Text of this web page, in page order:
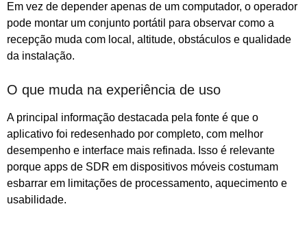
Em vez de depender apenas de um computador, o operador
pode montar um conjunto portátil para observar como a
recepção muda com local, altitude, obstáculos e qualidade
da instalação.
O que muda na experiência de uso
A principal informação destacada pela fonte é que o
aplicativo foi redesenhado por completo, com melhor
desempenho e interface mais refinada. Isso é relevante
porque apps de SDR em dispositivos móveis costumam
esbarrar em limitações de processamento, aquecimento e
usabilidade.